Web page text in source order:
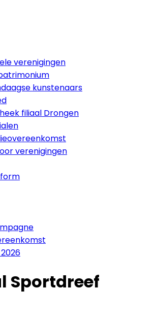
verenigingen
kunstenaars
filiaal Drongen
verenigingen
Sportdreef